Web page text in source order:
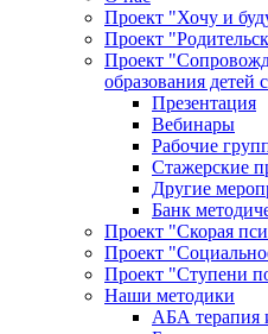
Проект "Хочу и
Проект
Проект
образования детей
Презентация
Вебинары
Рабочие
Стажерские
Другие
Банк
Проект "Скорая
Проект
Проект "Ступени
Наши методики
АБА терапия